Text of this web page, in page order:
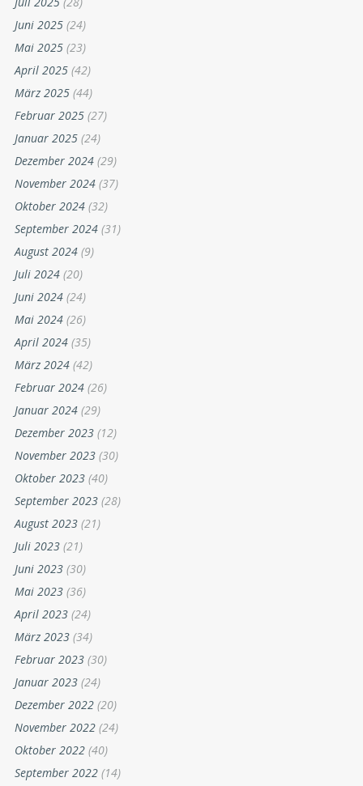
Juni 2025 (24)
Mai 2025 (23)
April 2025 (42)
März 2025 (44)
Februar 2025 (27)
Januar 2025 (24)
Dezember 2024 (29)
November 2024 (37)
Oktober 2024 (32)
September 2024 (31)
August 2024 (9)
Juli 2024 (20)
Juni 2024 (24)
Mai 2024 (26)
April 2024 (35)
März 2024 (42)
Februar 2024 (26)
Januar 2024 (29)
Dezember 2023 (12)
November 2023 (30)
Oktober 2023 (40)
September 2023 (28)
August 2023 (21)
Juli 2023 (21)
Juni 2023 (30)
Mai 2023 (36)
April 2023 (24)
März 2023 (34)
Februar 2023 (30)
Januar 2023 (24)
Dezember 2022 (20)
November 2022 (24)
Oktober 2022 (40)
September 2022 (14)